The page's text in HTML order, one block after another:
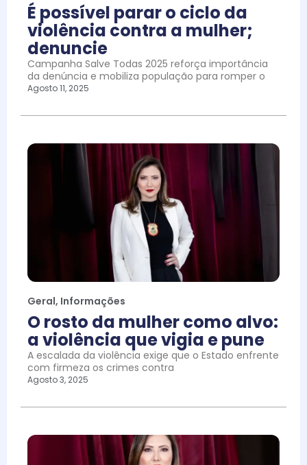
É possível parar o ciclo da
violência contra a mulher;
denuncie
Campanha Salve Todas 2025 reforça importância
da denúncia e mobiliza população para romper o
Agosto 11, 2025
Geral, Informações
O rosto da mulher como alvo:
a violência que vigia e pune
A escalada da violência exige que o Estado enfrente
com firmeza os crimes contra
Agosto 3, 2025